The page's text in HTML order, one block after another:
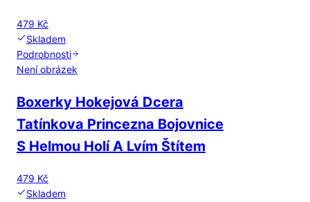
479 Kč
Skladem
Podrobnosti
Není obrázek
Boxerky Hokejová Dcera
Tatínkova Princezna Bojovnice
S Helmou Holí A Lvím Štítem
479 Kč
Skladem